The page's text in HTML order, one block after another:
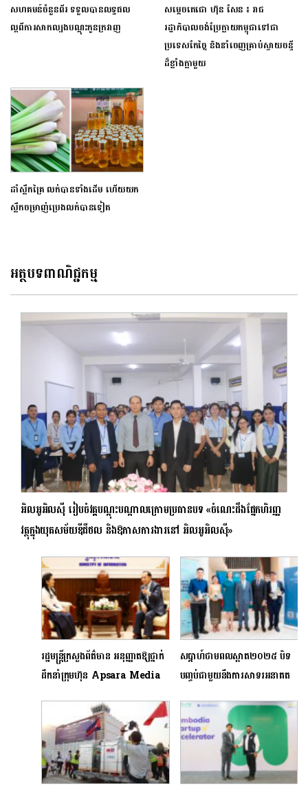
សហគមន៍ចំនួនពីរ ទទួលបានលទ្ធផល
ល្អពីការសាក​ល្បងបណ្ដុះកូនក្រវាញ
សម្ដេចតេជោ ហ៊ុន សែន ៖ រាជ
រដ្ឋាភិបាលចង់ប្រែក្លាយកម្ពុជាទៅជា
ប្រទេសកែច្នៃ និងនាំចេញគ្រាប់ស្វាយចន្ទី
ដ៏ខ្លាំងក្លាមួយ
ដាំស្លឹកគ្រៃ លក់បានទាំងដើម ហើយយក
ស្លឹកចម្រាញ់ប្រេងលក់បានទៀត
អត្ថបទពាណិជ្ជកម្ម
អិលអូអិលស៊ី រៀបចំវគ្គបណ្តុះបណ្តាលក្រោមប្រធានបទ «ចំណេះដឹងផ្នែកហិរញ្ញ
វត្ថុក្នុងយុគសម័យឌីជីថល និងឱកាសការងារនៅ អិលអូអិលស៊ី»
រដ្ឋមន្ត្រីក្រសួងព័ត៌មាន អនុញ្ញាតឱ្យថ្នាក់
ដឹកនាំក្រុមហ៊ុន Apsara Media
ការគួរសម និងពិភាក្សាការងារ
សប្ដាហ៍ថាមពលស្អាត២០២៥ បិទ
បញ្ចប់ជាមួយនឹងការសាទរអនាគត